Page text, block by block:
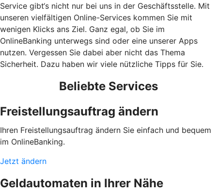
Service gibt‘s nicht nur bei uns in der Geschäftsstelle. Mit
unseren vielfältigen Online-Services kommen Sie mit
wenigen Klicks ans Ziel. Ganz egal, ob Sie im
OnlineBanking unterwegs sind oder eine unserer Apps
nutzen. Vergessen Sie dabei aber nicht das Thema
Sicherheit. Dazu haben wir viele nützliche Tipps für Sie.
Beliebte Services
Freistellungsauftrag ändern
Ihren Freistellungsauftrag ändern Sie einfach und bequem
im OnlineBanking.
Jetzt ändern
Geldautomaten in Ihrer Nähe